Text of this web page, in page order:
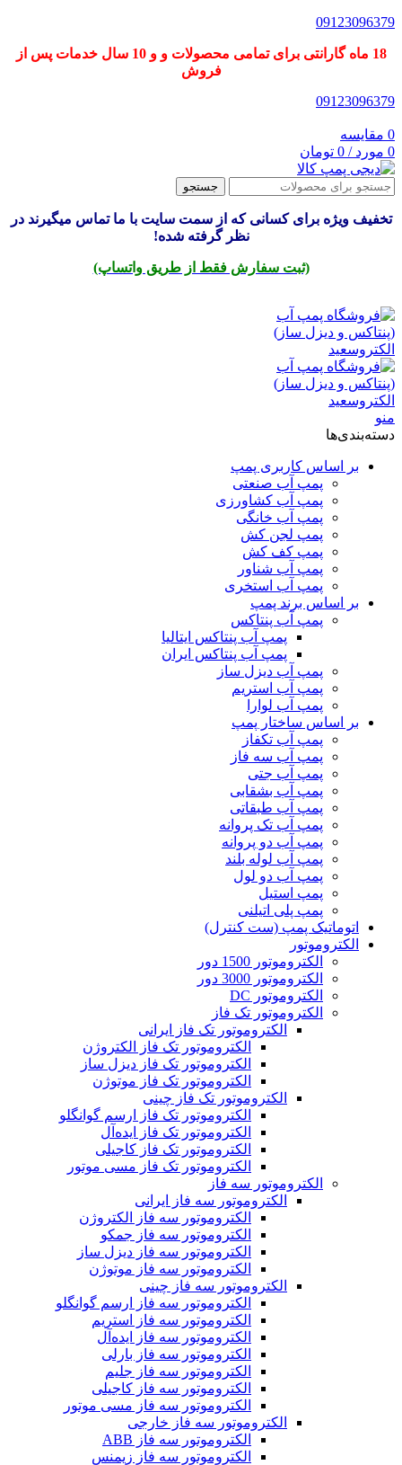
09123096379
18 ماه گارانتی برای تمامی محصولات و و 10 سال خدمات پس از
فروش
09123096379
0 مقایسه
0 مورد /
0 تومان
جستجو
تخفیف ویژه برای کسانی که از سمت سایت با ما تماس میگیرند در
نظر گرفته شده!
(ثبت سفارش فقط از طریق واتساپ)
منو
دسته‌بندی‌ها
بر اساس کاربری پمپ
پمپ آب صنعتی
پمپ آب کشاورزی
پمپ آب خانگی
پمپ لجن کش
پمپ کف کش
پمپ آب شناور
پمپ آب استخری
بر اساس برند پمپ
پمپ آب پنتاکس
پمپ آب پنتاکس ایتالیا
پمپ آب پنتاکس ایران
پمپ آب دیزل ساز
پمپ آب استریم
پمپ آب لوارا
بر اساس ساختار پمپ
پمپ آب تکفاز
پمپ آب سه فاز
پمپ آب جتی
پمپ آب بشقابی
پمپ آب طبقاتی
پمپ آب تک پروانه
پمپ آب دو پروانه
پمپ آب لوله بلند
پمپ آب دو لول
پمپ استیل
پمپ پلی اتیلنی
اتوماتیک پمپ (ست کنترل)
الکتروموتور
الکتروموتور 1500 دور
الکتروموتور 3000 دور
الکتروموتور DC
الکتروموتور تک فاز
الکتروموتور تک فاز ایرانی
الکتروموتور تک فاز الکتروژن
الکتروموتور تک فاز دیزل ساز
الکتروموتور تک فاز موتوژن
الکتروموتور تک فاز چینی
الکتروموتور تک فاز ارسم گوانگلو
الکتروموتور تک فاز ایده‌آل
الکتروموتور تک فاز کاجیلی
الکتروموتور تک فاز مسی موتور
الکتروموتور سه فاز
الکتروموتور سه فاز ایرانی
الکتروموتور سه فاز الکتروژن
الکتروموتور سه فاز جمکو
الکتروموتور سه فاز دیزل ساز
الکتروموتور سه فاز موتوژن
الکتروموتور سه فاز چینی
الکتروموتور سه فاز ارسم گوانگلو
الکتروموتور سه فاز استریم
الکتروموتور سه فاز ایده‌آل
الکتروموتور سه فاز بارلی
الکتروموتور سه فاز جلیم
الکتروموتور سه فاز کاجیلی
الکتروموتور سه فاز مسی موتور
الکتروموتور سه فاز خارجی
الکتروموتور سه فاز ABB
الکتروموتور سه فاز زیمنس